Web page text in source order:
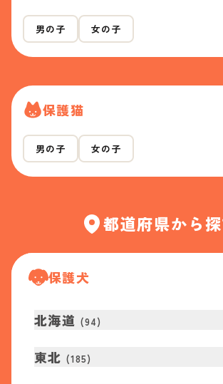
男の子 女の子
保護猫
男の子 女の子
都道府県から
保護犬
北海道 (94)
東北 (185)